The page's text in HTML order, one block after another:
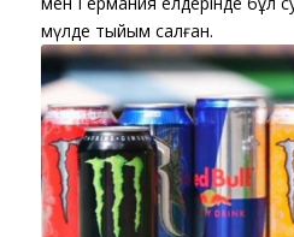
мүлде тыйым салған.